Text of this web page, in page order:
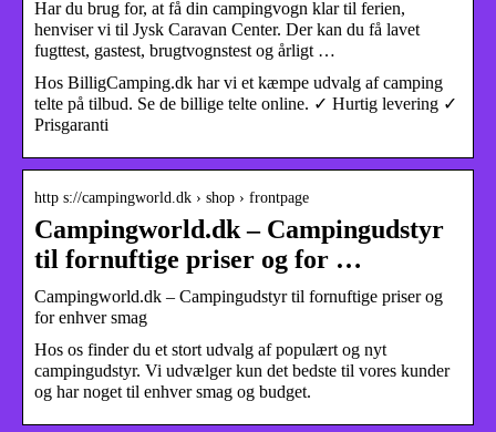
Har du brug for, at få din campingvogn klar til ferien,
henviser vi til Jysk Caravan Center. Der kan du få lavet
fugttest, gastest, brugtvognstest og årligt …
Hos BilligCamping.dk har vi et kæmpe udvalg af camping
telte på tilbud. Se de billige telte online. ✓ Hurtig levering ✓
Prisgaranti
http s://campingworld.dk › shop › frontpage
Campingworld.dk – Campingudstyr
til fornuftige priser og for …
Campingworld.dk – Campingudstyr til fornuftige priser og
for enhver smag
Hos os finder du et stort udvalg af populært og nyt
campingudstyr. Vi udvælger kun det bedste til vores kunder
og har noget til enhver smag og budget.